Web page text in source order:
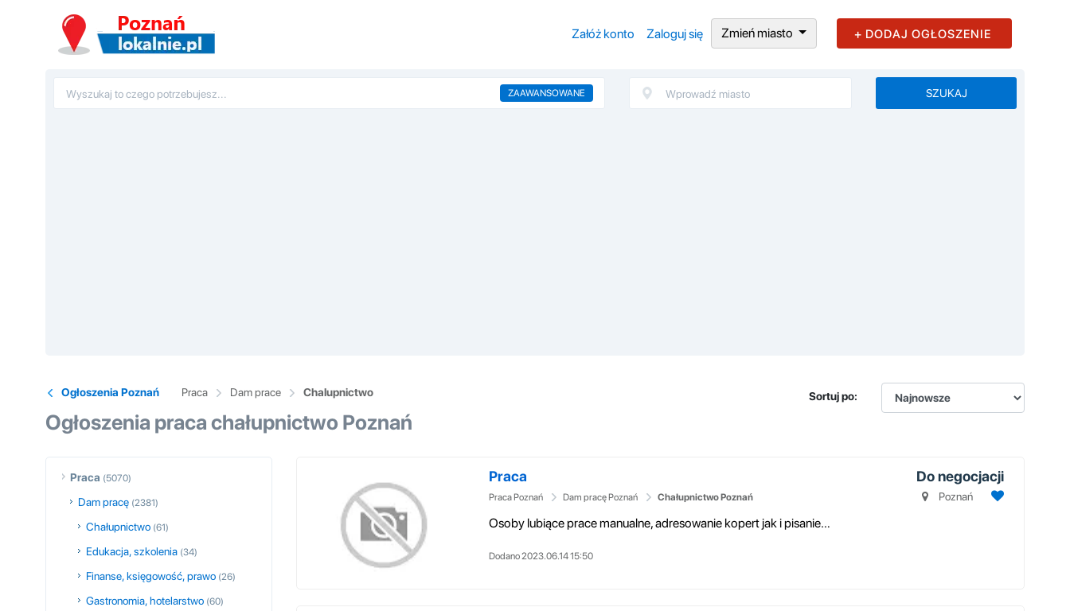
Załóż konto Zaloguj się Zmień miasto + DODAJ OGŁOSZENIE
ZAAWANSOWANE SZUKAJ
Ogłoszenia Poznań Praca Dam prace Chalupnictwo
Ogłoszenia praca chałupnictwo Poznań
Sortuj po:
Praca (5070)
Dam pracę (2381)
Chałupnictwo (61)
Edukacja, szkolenia (34)
Finanse, księgowość, prawo (26)
Gastronomia, hotelarstwo (60)
Praca
Praca Poznań Dam pracę Poznań Chałupnictwo Poznań
Osoby lubiące prace manualne, adresowanie kopert jak i pisanie oraz wyp...
Dodano 2023.06.14 15:50
Do negocjacji
Poznań